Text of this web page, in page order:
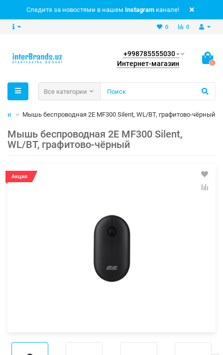
Следите за новостями в нашем Instagram канале!
0
0
+998785555030 -
Интернет-магазин
0
Все категории
Мышь беспроводная 2E MF300 Silent, WL/BT, графитово-чёрный
Мышь беспроводная 2E MF300 Silent,
WL/BT, графитово-чёрный
Акция